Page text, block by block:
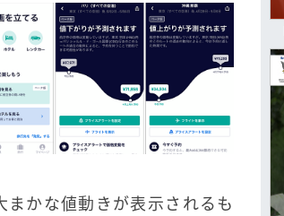
かな値動きが表示されるも